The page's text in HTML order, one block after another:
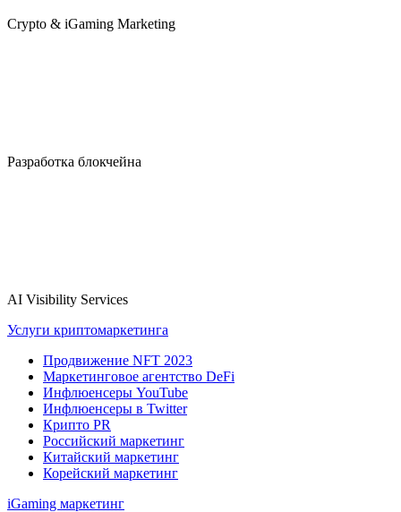
Crypto & iGaming Marketing
Разработка блокчейна
AI Visibility Services
Услуги криптомаркетинга
Продвижение NFT 2023
Маркетинговое агентство DeFi
Инфлюенсеры YouTube
Инфлюенсеры в Twitter
Крипто PR
Российский маркетинг
Китайский маркетинг
Корейский маркетинг
iGaming маркетинг